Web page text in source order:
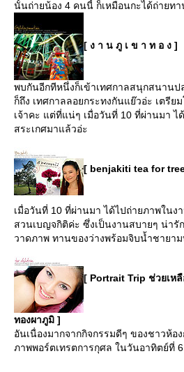
นั้นถ่ายน้อง 4 คนนี้ ก็เหมือนกะได้ถ่ายท
[ ง า น ภู เ ข า ท อ ง ]
พบกันอีกทีหนึ่งก็เข้าเทศกาลสนุกสนานป
ก็ถึง เทศกาลลอยกระทงกันแย๊วอ่ะ เตรีย
เจ้าคะ แต่ที่แน่ๆ เมื่อวันที่ 10 ที่ผ่านมา ไ
สระเกศมาแล้วอ่ะ
[ benjakiti tea for
เมื่อวันที่ 10 ที่ผ่านมา ได้ไปถ่ายภาพในง
สวนเบญจกิติค่ะ ซึ่งเป็นงานสบายๆ น่ารั
วาดภาพ ทานของว่างพร้อมจิบน้ำชายาม
[ Portrait Trip ช่วยเห
ทองผาภูมิ ]
อันเนื่องมากจากกิจกรรมดีๆ ของชาวห้
ภาพพอร์ตเทรตการกุศล ในวันอาทิตย์ที่